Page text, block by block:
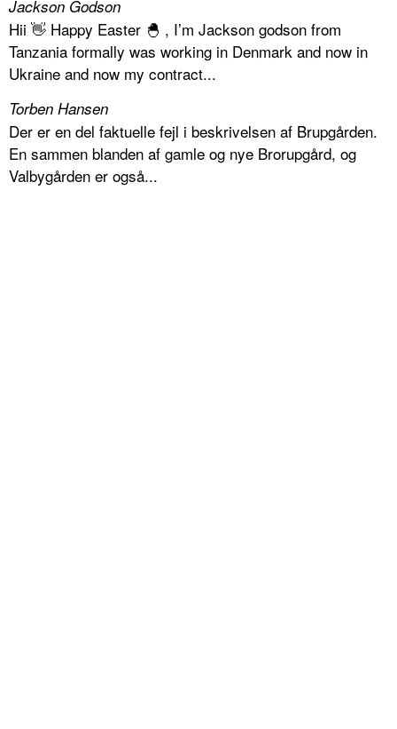
Jackson Godson
Hii 👋 Happy Easter 🐣 , I’m Jackson godson from
Tanzania formally was working in Denmark and now in
Ukraine and now my contract...
Torben Hansen
Der er en del faktuelle fejl i beskrivelsen af Brupgården.
En sammen blanden af gamle og nye Brorupgård, og
Valbygården er også...